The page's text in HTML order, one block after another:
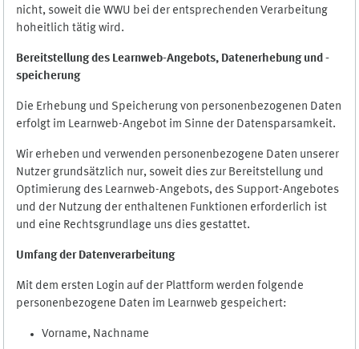
nicht, soweit die WWU bei der entsprechenden Verarbeitung
hoheitlich tätig wird.
Bereitstellung des Learnweb-Angebots, Datenerhebung und -
speicherung
Die Erhebung und Speicherung von personenbezogenen Daten
erfolgt im Learnweb-Angebot im Sinne der Datensparsamkeit.
Wir erheben und verwenden personenbezogene Daten unserer
Nutzer grundsätzlich nur, soweit dies zur Bereitstellung und
Optimierung des Learnweb-Angebots, des Support-Angebotes
und der Nutzung der enthaltenen Funktionen erforderlich ist
und eine Rechtsgrundlage uns dies gestattet.
Umfang der Datenverarbeitung
Mit dem ersten Login auf der Plattform werden folgende
personenbezogene Daten im Learnweb gespeichert:
Vorname, Nachname